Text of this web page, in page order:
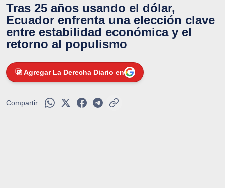
Tras 25 años usando el dólar,
Ecuador enfrenta una elección clave
entre estabilidad económica y el
retorno al populismo
Agregar La Derecha Diario en
Compartir: